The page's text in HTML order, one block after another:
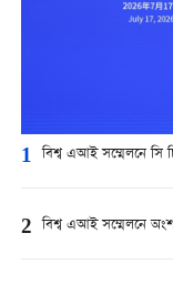
1 বিশ্ব এআই সম্মেলনে সি
2 বিশ্ব এআই সম্মেলনে